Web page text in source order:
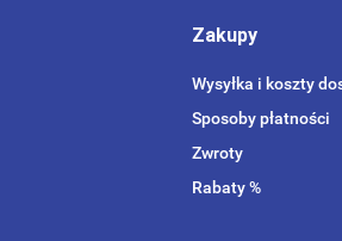
Zakupy
Wysyłka i koszty
Sposoby płatności
Zwroty
Rabaty %